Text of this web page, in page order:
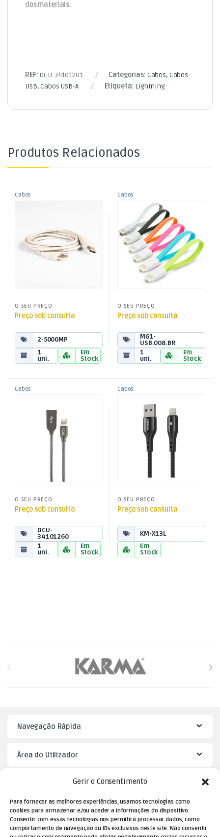
Gerir o Consentimento
Para fornecer as melhores experiências, usamos tecnologias como
cookies para armazenar e/ou aceder a informações do dispositivo.
Consentir com essas tecnologias nos permitirá processar dados, como
comportamento de navegação ou IDs exclusivos neste site. Não consentir
dos materiais.
REF: DCU-34101201 Categorias: Cabos, Cabos
USB,Cabos USB-A Etiqueta: Lightning
Produtos Relacionados
Cabos
O SEU PREÇO
Preço sob consulta
2-5000MP
1
uni.
Em
Stock
Cabos
Cabos USB-A
Cabo USB “A” Macho / Micro
USB “B” 8cm – Magnético-
Branco
O SEU PREÇO
Preço sob consulta
M61-
USB.008.BR
1
uni.
Em
Stock
Cabos
Cabos USB-A
O SEU PREÇO
Preço sob consulta
DCU-
34101260
1
uni.
Em
Stock
Cabos
Cabos USB-A
Lightning 1,2m – Preto
O SEU PREÇO
Preço sob consulta
KM-X13L
Em
Stock
Brands Carousel
Navegação Rápida
Área do Utilizador